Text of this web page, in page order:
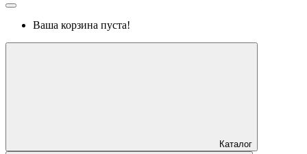
Ваша корзина пуста!
Каталог